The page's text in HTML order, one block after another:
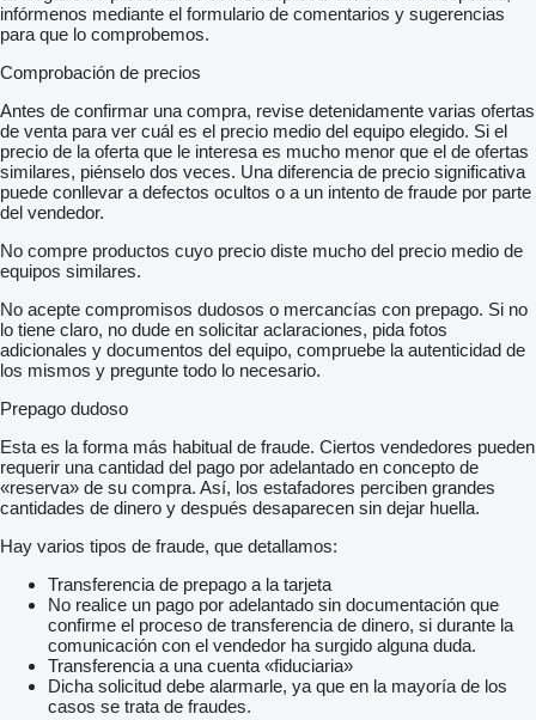
** Bara de blocare la roti - 250 euro
** Cupla antibalans - 520 euro
** Inacarcator pentru baterie - 110 euro
** Jante de tabla vopsite electrostatic - 190 Euro
** Cai de rulare aluminiu gaurit, sistem LOHR - 400 Euro
** Podea completa aluminiu gaurit sistem LOHR - 890 Euro
** Platou vopsit electrostatic - 425 Euro
** Sasiu vopsit complet inclusiv protap - 535 Euro
** RACE RACK - extra-stand pentru roti - 770 Euro
** Rampe suplimentare, reduc unghiul de incarcare la 6 grade -
450 Euro
Informații suplimentare:
** Remorca are o garanție de producător de 2 ani.
** Service în garanție și post-garanție.
** Livrarea in tara contra-cost - 800 Lei
** Leasing disponibil pentru persoanele juridice
** Posibilitatea de a schimba MMA de la 3500 pana la 1500 kg.
** Eliberam un set de documente necesare inmatricularii fiecarei
remorci
(Factură cu TVA, certificat de conformitate/CoC, declarație
dealer autorizat).
** Emitere carte de identitate: 600 Lei
** Numere provizorii 60 de zile: 250 Lei
MAGNUM TOOLS RP SRL - dealer autorizat TA-NO Polonia
CIF: RO29186646 J29/1497/2011
Adresa: Bucov-PH, strda Mircea Eliade nr. 12
Adresa pct de lucru: Strada Calea Buzau nr.233, loc. Tantareni
107072, Prahova.
infórmenos mediante el formulario de comentarios y sugerencias
para que lo comprobemos.
Comprobación de precios
Antes de confirmar una compra, revise detenidamente varias ofertas
de venta para ver cuál es el precio medio del equipo elegido. Si el
precio de la oferta que le interesa es mucho menor que el de ofertas
similares, piénselo dos veces. Una diferencia de precio significativa
puede conllevar a defectos ocultos o a un intento de fraude por parte
del vendedor.
No compre productos cuyo precio diste mucho del precio medio de
equipos similares.
No acepte compromisos dudosos o mercancías con prepago. Si no
lo tiene claro, no dude en solicitar aclaraciones, pida fotos
adicionales y documentos del equipo, compruebe la autenticidad de
los mismos y pregunte todo lo necesario.
Prepago dudoso
Esta es la forma más habitual de fraude. Ciertos vendedores pueden
requerir una cantidad del pago por adelantado en concepto de
«reserva» de su compra. Así, los estafadores perciben grandes
cantidades de dinero y después desaparecen sin dejar huella.
Hay varios tipos de fraude, que detallamos:
Transferencia de prepago a la tarjeta
No realice un pago por adelantado sin documentación que
confirme el proceso de transferencia de dinero, si durante la
comunicación con el vendedor ha surgido alguna duda.
Transferencia a una cuenta «fiduciaria»
Dicha solicitud debe alarmarle, ya que en la mayoría de los
casos se trata de fraudes.